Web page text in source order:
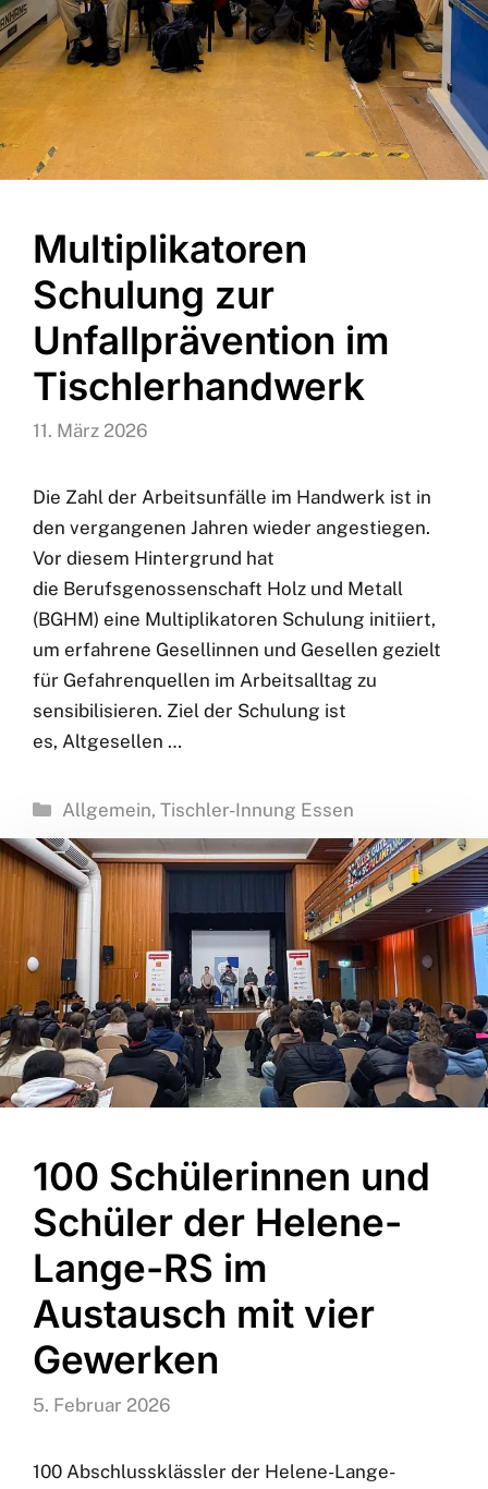
Multiplikatoren
Schulung zur
Unfallprävention im
Tischlerhandwerk
11. März 2026
Die Zahl der Arbeitsunfälle im Handwerk ist in
den vergangenen Jahren wieder angestiegen.
Vor diesem Hintergrund hat
die Berufsgenossenschaft Holz und Metall
(BGHM) eine Multiplikatoren Schulung initiiert,
um erfahrene Gesellinnen und Gesellen gezielt
für Gefahrenquellen im Arbeitsalltag zu
sensibilisieren. Ziel der Schulung ist
es, Altgesellen …
Kategorien
Allgemein,Tischler-Innung Essen
100 Schülerinnen und
Schüler der Helene-
Lange-RS im
Austausch mit vier
Gewerken
5. Februar 2026
100 Abschlussklässler der Helene-Lange-